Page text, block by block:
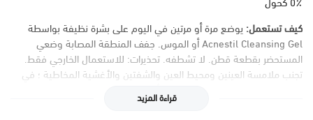
0٪ كحول
كيف تستعمل: يوضع مرة أو مرتين في اليوم على بشرة نظيفة بواسطة
Acnestil Cleansing Gel أو الموس. جفف المنطقة المصابة وضعي
المستحضر بقطعة قطن. لا تشطفه. تحذيرات: للاستعمال الخارجي فقط.
تجنب ملامسة العينين ومحيط العين والشفتين والأغشية المخاطية ؛ في
حالة ملامستها ، اغسلها بالماء. يجب أن يكون التطبيق على الجسم موضعيًا
قراءة المزيد